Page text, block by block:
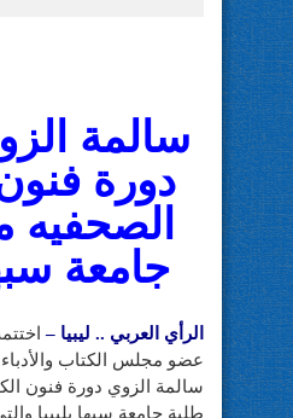
سالمة
دورة فنون
الصحفيه
جامعة
الرأي العربي .. ليبيا –
عضو مجلس الكتاب
سالمة الزوي دورة فنون
طلبة جامعة سبها بليبيا